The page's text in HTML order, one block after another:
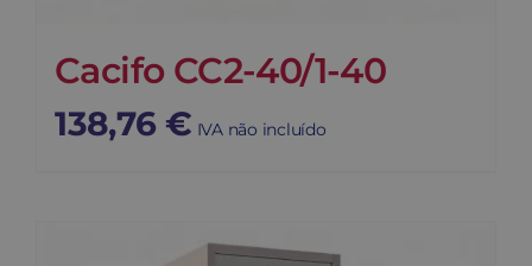
Cacifo CC2-40/1-40
138,76 € IVA não incluído